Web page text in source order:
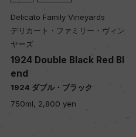
Delicato Family Vineyards
デリカート・ファミリー・ヴィン
ヤーズ
1924 Double Black Red Bl
end
1924 ダブル・ブラック
750ml, 2,800 yen